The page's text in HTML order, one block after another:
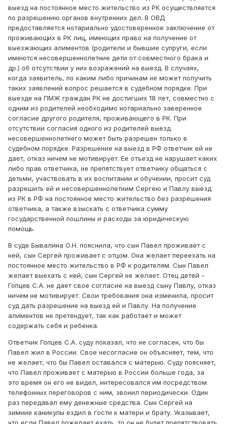
выезд на постоянное место жительство из РК осуществляется
по разрешению органов внутренних дел. В ОВД
предоставляется нотариально удостоверенное заключение от
проживающих в РК лиц, имеющих право на получение от
выезжающих алиментов (родители и бывшие супруги, если
имеются несовершеннолетние дети от совместного брака и
др.) об отсутствии у них возражений на выезд. В случаях,
когда заявитель, по каким либо причинам не может получить
таких заявлений вопрос решается в судебном порядке. При
выезде на ПМЖ граждан РК не достигших 18 лет, совместно с
одним из родителей необходимо нотариально заверенное
согласие другого родителя, проживающего в РК. При
отсутствии согласия одного из родителей выезд
несовершеннолетнего может быть разрешен только в
судебном порядке. Разрешение на выезд в РФ ответчик ей не
дает, отказ ничем не мотивирует. Ее отъезд не нарушает каких
либо прав ответчика, не препятствует ответчику общаться с
детьми, участвовать в их воспитании и обучении, просит суд
разрешить ей и несовершеннолетним Сергею и Павлу выезд
из РК в РФ на постоянное место жительство без разрешения
ответчика, а также взыскать с ответчика сумму
государственной пошлины и расходы за юридическую
помощь.
В суде Бывалина О.Н. пояснила, что сын Павел проживает с
ней, сын Сергей проживает с отцом. Она желает переехать на
постоянное место жительство в РФ к родителям. Сын Павел
желает выехать с ней, сын Сергей не желает. Отец детей -
Гопцев С.А. не дает свое согласие на выезд сыну Павлу, отказ
ничем не мотивирует. Свои требования она изменила, просит
суд дать разрешение на выезд ей и Павлу. На получение
алиментов не претендует, так как работает и может
содержать себя и ребенка.
Ответчик Гопцев С.А. суду показал, что не согласен, что бы
Павел жил в России. Свое несогласие он объясняет, тем, что
не желает, что бы Павел оставался с матерью. Суду поясняет,
что Павел проживает с матерью в России больше года, за
это время он его не видел, интересовался им посредством
телефонных переговоров с ним, звонил периодически. Один
раз передавал ему денежные средства. Сын Сергей на
зимние каникулы ездил в гости к матери и брату. Указывает,